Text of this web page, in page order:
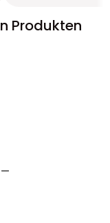
Produkten